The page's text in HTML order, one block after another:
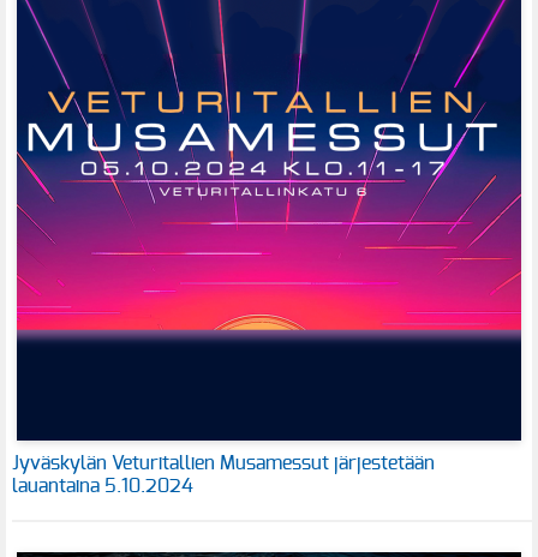
Jyväskylän Veturitallien Musamessut järjestetään
lauantaina 5.10.2024